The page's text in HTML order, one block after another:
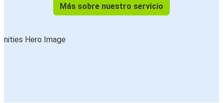
Más sobre nuestro servicio